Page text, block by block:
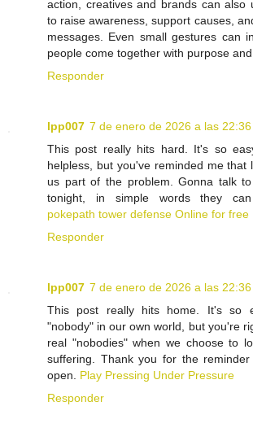
action, creatives and brands can also
to raise awareness, support causes,
messages. Even small gestures can
people come together with purpose and
Responder
lpp007 7 de enero de 2026 a las 22:36
This post really hits hard. It's so
helpless, but you've reminded me that
us part of the problem. Gonna talk
tonight, in simple words they
pokepath tower defense Online for free
Responder
lpp007 7 de enero de 2026 a las 22:36
This post really hits home. It's so
"nobody" in our own world, but you're
real "nobodies" when we choose to
suffering. Thank you for the
open. Play Pressing Under Pressure
Responder